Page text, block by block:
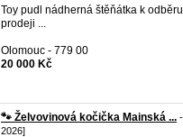
Toy pudl nádherná štěňátka k
prodeji ...
Olomouc - 779 00
20 000 Kč
🐾 Želvovinová kočička Mainská ... -
2026]